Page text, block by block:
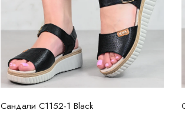
Сандали C1152-1 Black